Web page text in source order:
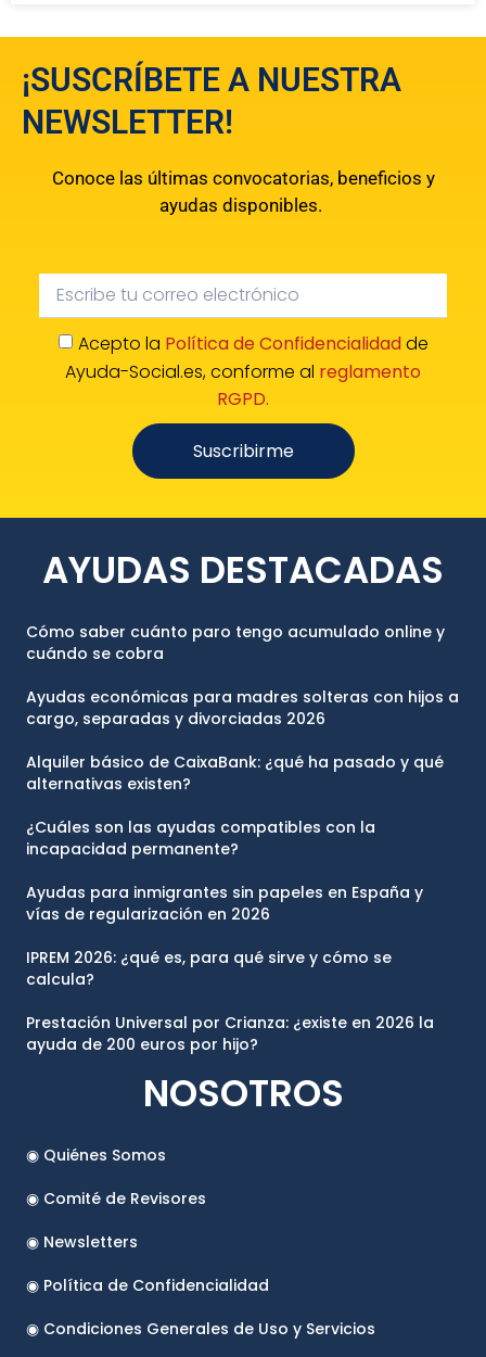
¡SUSCRÍBETE A NUESTRA
NEWSLETTER!
Conoce las últimas convocatorias, beneficios y
ayudas disponibles.
Acepto la Política de Confidencialidadde
Ayuda-Social.es, conforme al reglamento
RGPD.
Suscribirme
Cómo saber cuánto paro tengo acumulado online y
cuándo se cobra
Ayudas económicas para madres solteras con hijos a
cargo, separadas y divorciadas 2026
Alquiler básico de CaixaBank: ¿qué ha pasado y qué
alternativas existen?
¿Cuáles son las ayudas compatibles con la
incapacidad permanente?
Ayudas para inmigrantes sin papeles en España y
vías de regularización en 2026
IPREM 2026: ¿qué es, para qué sirve y cómo se
calcula?
Prestación Universal por Crianza: ¿existe en 2026 la
ayuda de 200 euros por hijo?
AYUDAS DESTACADAS
NOSOTROS
◉ Quiénes Somos
◉ Comité de Revisores
◉ Newsletters
◉ Política de Confidencialidad
◉ Condiciones Generales de Uso y Servicios